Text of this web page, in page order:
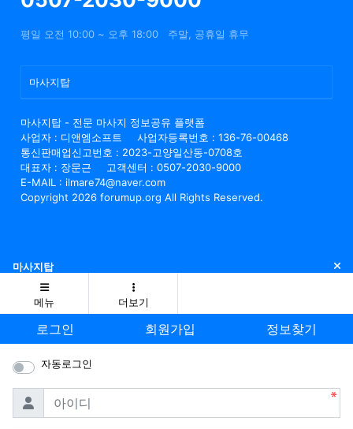
평일 오전 10:00 ~ 오후 18:00 주말, 공휴일 휴무
마사지탑
마사지탑 - 전문 마사지 정보공유 플랫폼
사업자 : 디앤엠소프트
사업자등록번호 : 136-76-00468
통신판매업신고번호 : 2023-고양일산동-0708호
대표자 : 장문근
고객센터 : 0507-2030-9000
E-MAIL : ilmare74@naver.com
Copyright 2026 forumup.org All Rights Reserved.
마사지탑 닫
메뉴 더보기
로그인 회원가입 정보찾기
자동로그인
아이디